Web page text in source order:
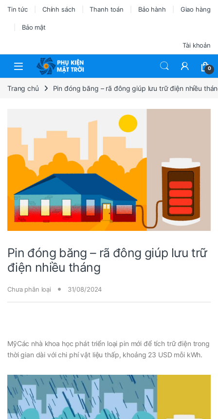
Tin tức Chính sách Thanh toán Bảo hành Giao hàng
Bảo mật
Tài khoản
0
Trang chủ Pin đóng băng – rã đông giúp lưu trữ điện nhiều
Pin đóng băng – rã đông giúp lưu trữ
điện nhiều tháng
Chưa phân loại 31/08/2024
MỹCác nhà khoa học phát triển loại pin mới để tích trữ điện trong
thời gian dài với chi phí vật liệu thấp, khoảng 23 USD mỗi kWh.